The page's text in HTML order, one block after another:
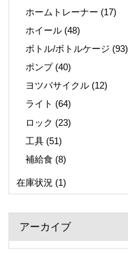
ホームトレーナー (17)
ホイール (48)
ボトル/ボトルケージ (93)
ポンプ(40)
ヨツバサイクル (12)
ライト (64)
ロック (23)
工具 (51)
補給食 (8)
在庫状況 (1)
アーカイブ